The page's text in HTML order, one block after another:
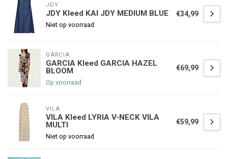
JDY
JDY Kleed KAI JDY MEDIUM BLUE
Niet op voorraad
€34,99
GARCIA
GARCIA Kleed GARCIA HAZEL
BLOOM
Op voorraad
€69,99
VILA
VILA Kleed LYRIA V-NECK VILA
MULTI
Niet op voorraad
€59,99